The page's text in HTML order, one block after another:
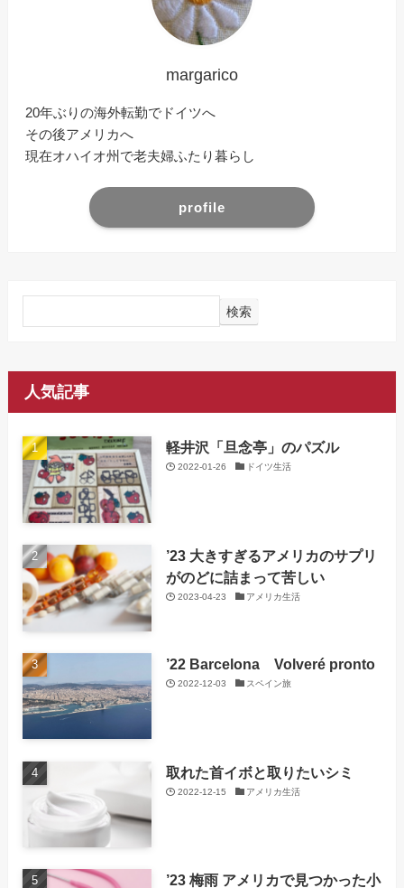
margarico
20年ぶりの海外転勤でドイツへ
その後アメリカへ
現在オハイオ州で老夫婦ふたり暮らし
profile
検索
人気記事
軽井沢「旦念亭」のパズル
2022-01-26 ドイツ生活
’23 大きすぎるアメリカのサプリ
がのどに詰まって苦しい
2023-04-23 アメリカ生活
’22 Barcelona Volveré pronto
2022-12-03 スペイン旅
取れた首イボと取りたいシミ
2022-12-15 アメリカ生活
’23 梅雨 アメリカで見つかった小